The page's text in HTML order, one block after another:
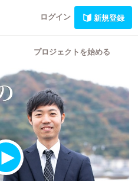
ログイン 新規登録
プロジェクトを始める